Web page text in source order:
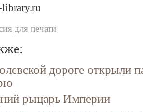
для печати
дороге открыли
рыцарь Империи